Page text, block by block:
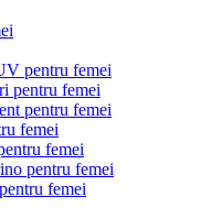
pentru femei
pentru femei
pentru femei
femei
femei
pentru femei
femei